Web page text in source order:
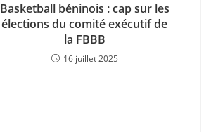
Basketball béninois : cap sur les
élections du comité exécutif de
la FBBB
16 juillet 2025